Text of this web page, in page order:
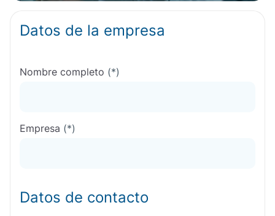
Datos de la empresa
Nombre completo (*)
Empresa (*)
Datos de contacto